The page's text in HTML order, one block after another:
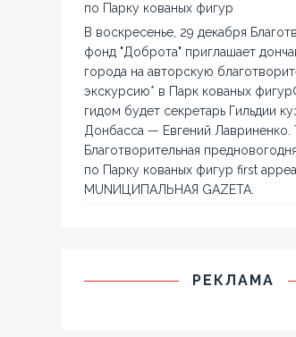
по Парку кованых фигур
В воскресенье, 29 декабря
фонд "Доброта" приглашает
города на авторскую
экскурсию* в Парк кованых
гидом будет секретарь Гильдии
Донбасса — Евгений Лавриненко.
Благотворительная
по Парку кованых фигур first
MUNИЦИПАЛЬНАЯ GAZЕТА.
РЕКЛАМА